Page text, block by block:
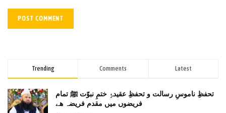
Trending Comments Latest
تحفظِ ناموسِ رسالت و تحفظِ عقیدۂِ ختمِ نبوّت ﷺ تمام
فریضوں میں مقدم فریضہ ھے